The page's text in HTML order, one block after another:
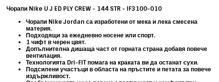
Чорапи Nike U J ED PLY CREW - 144 STR - IF3100-010
Чорапи Nike Jordan са изработени от мека и лека смесена
материя.
Подходящи за ежедневно носене или спорт.
1 чифт в черен цвят.
Допълнителна дишаща част от горната страна добавя повече
вентилация.
Технологията Dri-FIT помага на краката ви да останат сухи.
Подсилени участъци в областа на пръстите и петата за повече
издържливост.